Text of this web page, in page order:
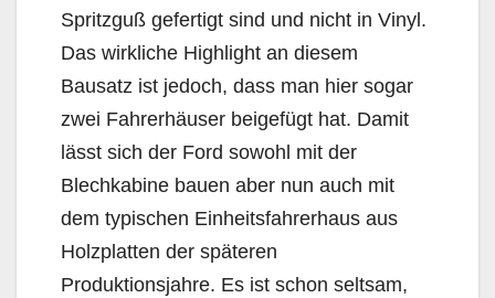
Spritzguß gefertigt sind und nicht in Vinyl.
Das wirkliche Highlight an diesem
Bausatz ist jedoch, dass man hier sogar
zwei Fahrerhäuser beigefügt hat. Damit
lässt sich der Ford sowohl mit der
Blechkabine bauen aber nun auch mit
dem typischen Einheitsfahrerhaus aus
Holzplatten der späteren
Produktionsjahre. Es ist schon seltsam,